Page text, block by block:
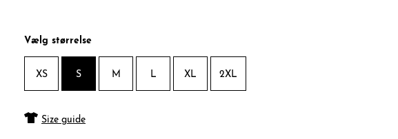
Vælg størrelse
XS S M L XL 2XL
Size guide